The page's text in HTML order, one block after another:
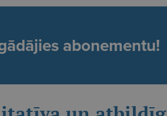
abonementu!